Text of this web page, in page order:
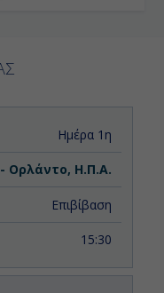
ΑΝΑΧΩΡΗΣΗ
Ημέρα 1η
Ορλάντο, Η.Π.Α.
Επιβίβαση
15:30